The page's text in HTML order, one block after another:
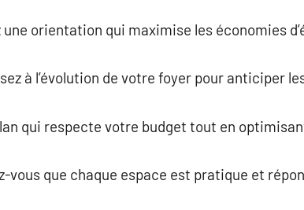
orientation qui maximise les économies
à l’évolution de votre foyer pour anticiper
qui respecte votre budget tout en
vous que chaque espace est pratique et